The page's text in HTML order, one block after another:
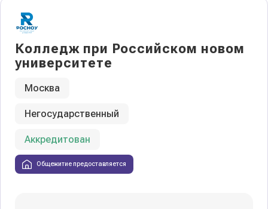
Колледж при Российском новом
университете
Москва
Негосударственный
Аккредитован
Общежитие предоставляется